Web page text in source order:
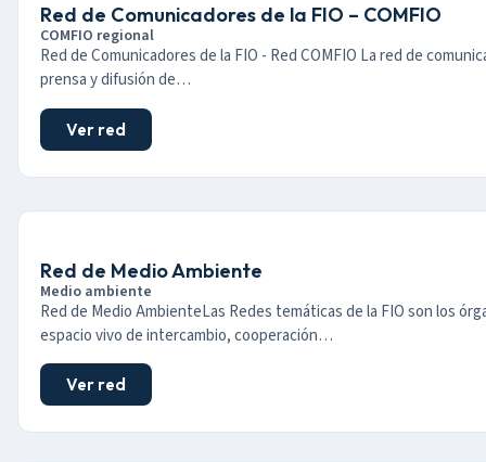
Red de Comunicadores de la FIO – COMFIO
COMFIO regional
Red de Comunicadores de la FIO - Red COMFIO La red de
prensa y difusión de…
Ver red
Red de Medio Ambiente
Medio ambiente
Red de Medio AmbienteLas Redes temáticas de la FIO son los
espacio vivo de intercambio, cooperación…
Ver red